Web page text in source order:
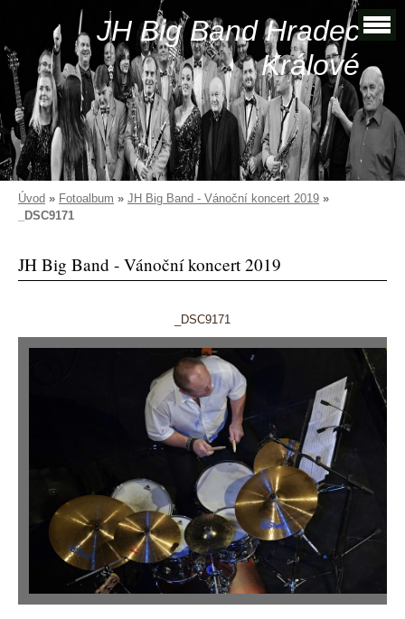
JH Big Band Hradec
Králové
Úvod » Fotoalbum » JH Big Band - Vánoční koncert 2019 »
_DSC9171
JH Big Band - Vánoční koncert 2019
_DSC9171